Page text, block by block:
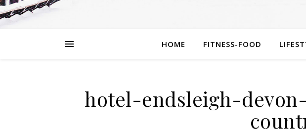
HOME FITNESS-FOOD
hotel-endsleigh-